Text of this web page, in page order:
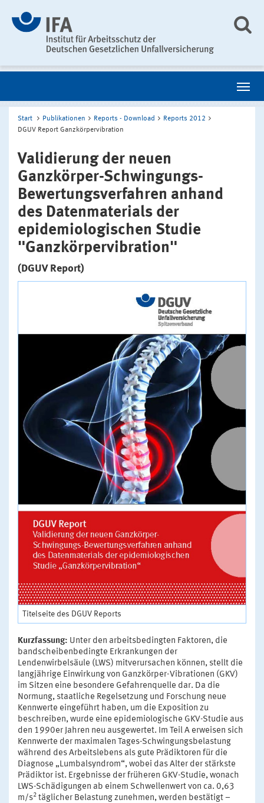
Start Publikationen Reports - Download
Reports 2012
DGUV Report Ganzkörpervibration
Validierung der neuen
Ganzkörper-Schwingungs-
Bewertungsverfahren anhand
des Datenmaterials der
epidemiologischen Studie
"Ganzkörpervibration"
(DGUV Report)
Titelseite des DGUV Reports
Kurzfassung: Unter den arbeitsbedingten Faktoren, die
bandscheibenbedingte Erkrankungen der
Lendenwirbelsäule (LWS) mitverursachen können, stellt die
langjährige Einwirkung von Ganzkörper-Vibrationen (GKV)
im Sitzen eine besondere Gefahrenquelle dar. Da die
Normung, staatliche Regelsetzung und Forschung neue
Kennwerte eingeführt haben, um die Exposition zu
beschreiben, wurde eine epidemiologische GKV-Studie aus
den 1990er Jahren neu ausgewertet. Im Teil A erweisen sich
Kennwerte der maximalen Tages-Schwingungsbelastung
während des Arbeitslebens als gute Prädiktoren für die
Diagnose „Lumbalsyndrom“, wobei das Alter der stärkste
Prädiktor ist. Ergebnisse der früheren GKV-Studie, wonach
LWS-Schädigungen ab einem Schwellenwert von ca. 0,63
m/s2 täglicher Belastung zunehmen, werden bestätigt –